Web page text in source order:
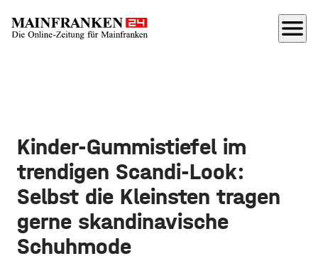
menu
Kinder-Gummistiefel im
trendigen Scandi-Look:
Selbst die Kleinsten tragen
gerne skandinavische
Schuhmode